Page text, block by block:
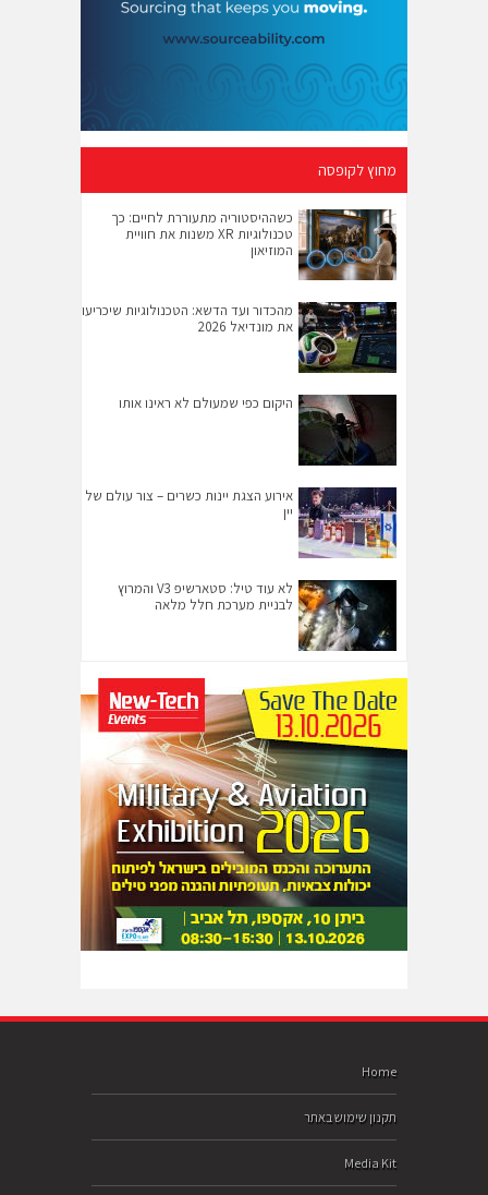
מחוץ לקופסה
כשההיסטוריה מתעוררת לחיים: כך
טכנולוגיות XR משנות את חוויית
המוזיאון
מהכדור ועד הדשא: הטכנולוגיות שיכריעו
את מונדיאל 2026
היקום כפי שמעולם לא ראינו אותו
אירוע הצגת יינות כשרים – צור עולם של
יין
לא עוד טיל: סטארשיפ V3 והמרוץ
לבניית מערכת חלל מלאה
Home
תקנון שימוש באתר
Media Kit